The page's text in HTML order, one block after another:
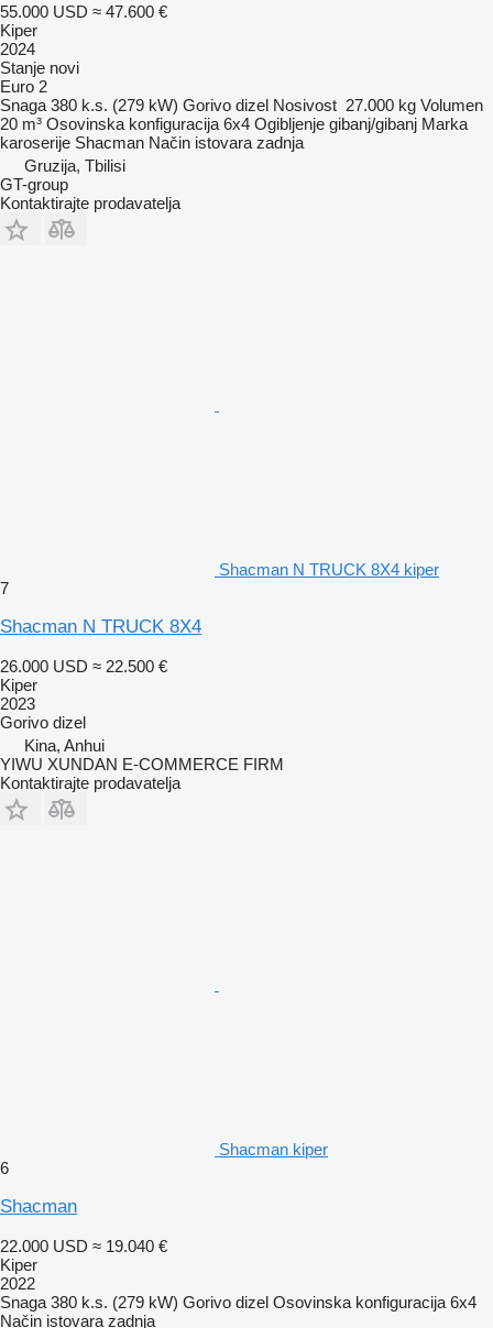
55.000 USD ≈ 47.600 €
Kiper
2024
Stanje novi
Euro 2
Snaga 380 k.s. (279 kW) Gorivo dizel Nosivost 27.000 kg Volumen
20 m³ Osovinska konfiguracija 6x4 Ogibljenje gibanj/gibanj Marka
karoserije Shacman Način istovara zadnja
Gruzija, Tbilisi
GT-group
Kontaktirajte prodavatelja
Shacman N TRUCK 8X4 kiper
7
Shacman N TRUCK 8X4
26.000 USD ≈ 22.500 €
Kiper
2023
Gorivo dizel
Kina, Anhui
YIWU XUNDAN E-COMMERCE FIRM
Kontaktirajte prodavatelja
Shacman kiper
6
Shacman
22.000 USD ≈ 19.040 €
Kiper
2022
Snaga 380 k.s. (279 kW) Gorivo dizel Osovinska konfiguracija 6x4
Način istovara zadnja